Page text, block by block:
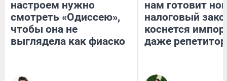
настроем нужно
смотреть «Одиссею»,
чтобы она не
выглядела как фиаско
нам готовит
налоговый
коснется
даже